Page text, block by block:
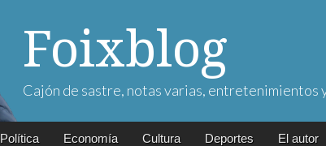
Foixblog
Cajón de sastre, notas varias,
Política Economía Cultura Deportes El autor